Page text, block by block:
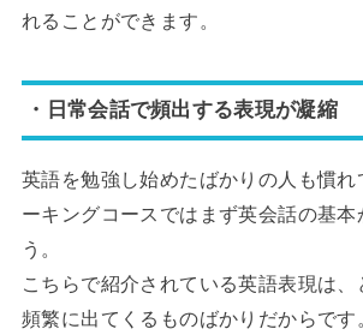
れることができます。
・日常会話で頻出する表現が凝縮
英語を勉強し始めたばかりの人も慣
ーキングコースではまず英会話の基本
う。
こちらで紹介されている英語表現は
頻繁に出てくるものばかりだからです